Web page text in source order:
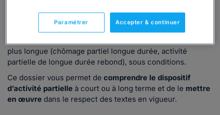
et devez les placer enchômage partiel.
Il est possible de mettre vos salariés en activité partielle
plus longue (chômage partiel longue durée, activité
partielle de longue durée rebond), sous conditions.
Ce dossier vous permet de comprendre le dispositif
d’activité partielle à court ou à long terme et de le mettre
en œuvre dans le respect des textes en vigueur.
Accepter & continuer
Paramétrer